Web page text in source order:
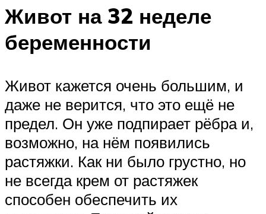
Живот на 32 неделе
беременности
Живот кажется очень большим, и
даже не верится, что это ещё не
предел. Он уже подпирает рёбра и,
возможно, на нём появились
растяжки. Как ни было грустно, но
не всегда крем от растяжек
способен обеспечить их